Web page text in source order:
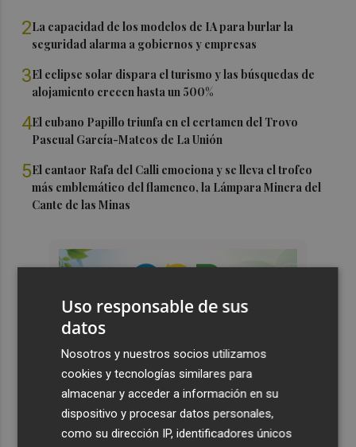
2La capacidad de los modelos de IA para burlar la
seguridad alarma a gobiernos y empresas
3El eclipse solar dispara el turismo y las búsquedas de
alojamiento crecen hasta un 500%
4El cubano Papillo triunfa en el certamen del Trovo
Pascual García-Mateos de La Unión
5El cantaor Rafa del Calli emociona y se lleva el trofeo
más emblemático del flamenco, la Lámpara Minera del
Cante de las Minas
Uso responsable de sus
datos
Nosotros y nuestros socios utilizamos
cookies y tecnologías similares para
almacenar y acceder a información en su
dispositivo y procesar datos personales,
como su dirección IP, identificadores únicos